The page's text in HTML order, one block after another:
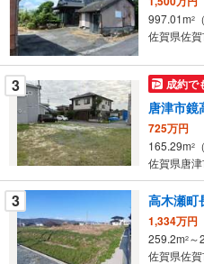
を
マ
イ
ペ
ー
ジ
に
保
存
す
る
997.01m2
佐賀県佐
3 成約で
唐津市鏡
725万円
165.29m2
佐賀県唐
3 高木瀬町
1,334万円
259.2m2 ～
佐賀県佐